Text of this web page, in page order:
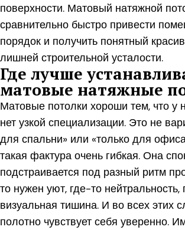
поверхности. Матовый натяжной
сравнительно быстро привести
порядок и получить понятный
лишней строительной усталости.
Где лучше
матовые натяжные
Матовые потолки хороши тем, что у
нет узкой специализации. Это не
для спальни» или «только для
такая фактура очень гибкая. Она
подстраивается под разный ритм
то нужен уют, где-то
визуальная тишина. И во всех этих
полотно чувствует себя уверенно.